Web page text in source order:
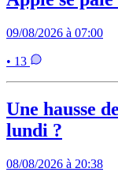
09/08/2026 à 07:00
• 13
Une hausse
lundi ?
08/08/2026 à 20:38